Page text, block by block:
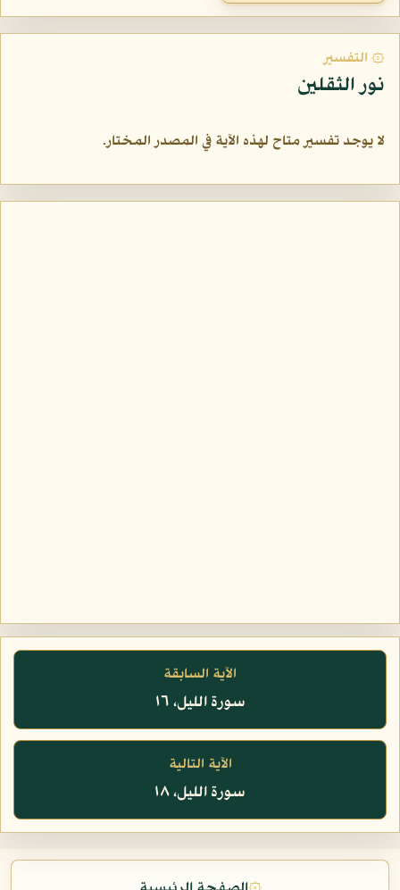
۞ التفسير
نور الثقلين
لا يوجد تفسير متاح لهذه الآية في المصدر المختار.
الآية السابقة
سورة الليل، ١٦
الآية التالية
سورة الليل، ١٨